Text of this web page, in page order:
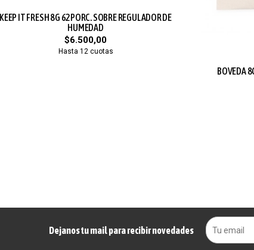
KEEP IT FRESH 8G 62PORC. SOBRE REGULADOR DE
HUMEDAD
$6.500,00
Hasta 12 cuotas
BOVEDA
Dejanos tu mail para recibir novedades